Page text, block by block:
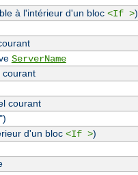
à l'intérieur d'un bloc <If >)
ServerName
courant
d'un bloc <If >)